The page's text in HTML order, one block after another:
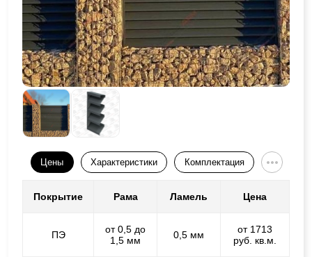
Цены Характеристики Комплектация
Покрытие Рама Ламель Цена
ПЭ
от 0,5 до
1,5 мм
0,5 мм
от 1713
руб. кв.м.